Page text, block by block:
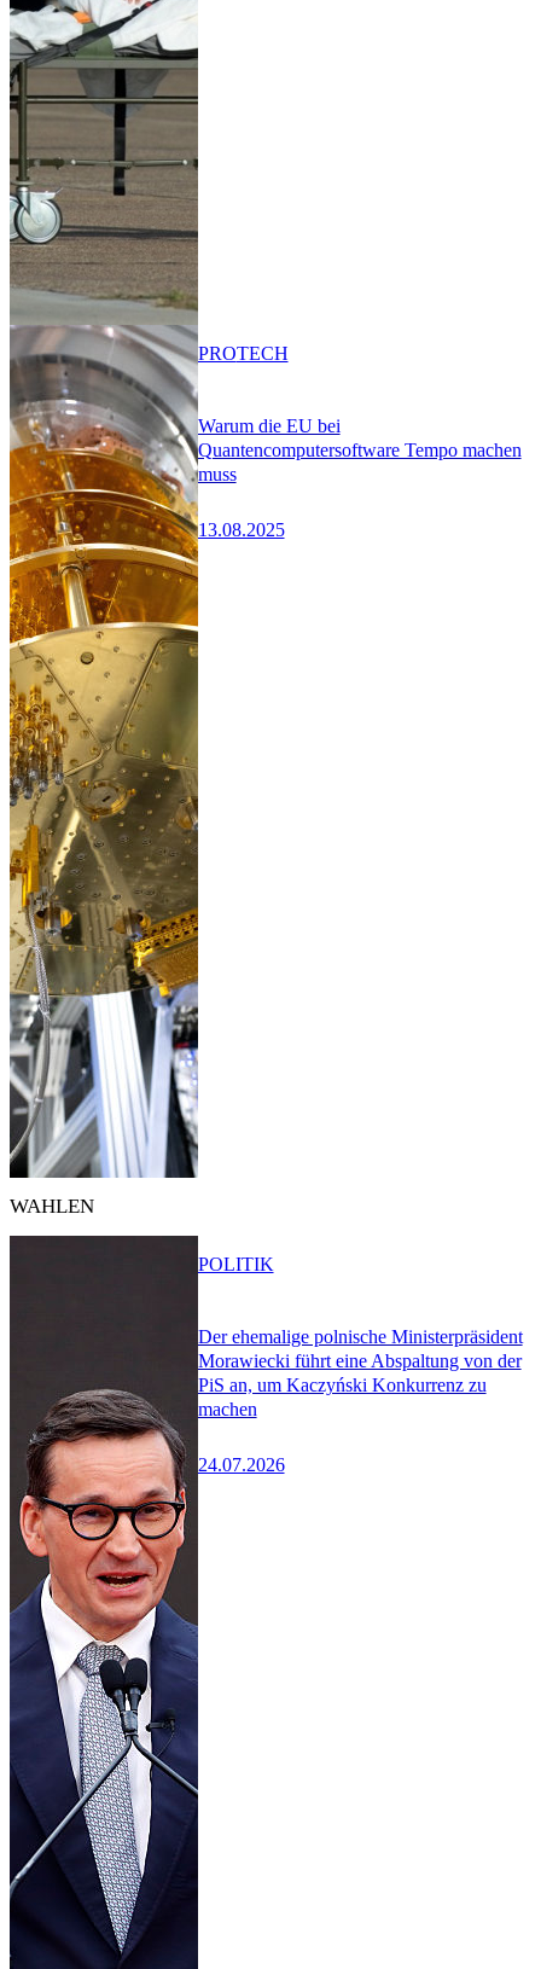
Warum die EU bei
Quantencomputersoftware Tempo machen
muss
13.08.2025
PROTECH
WAHLEN
Der ehemalige polnische Ministerpräsident
Morawiecki führt eine Abspaltung von der
PiS an, um Kaczyński Konkurrenz zu
machen
24.07.2026
POLITIK